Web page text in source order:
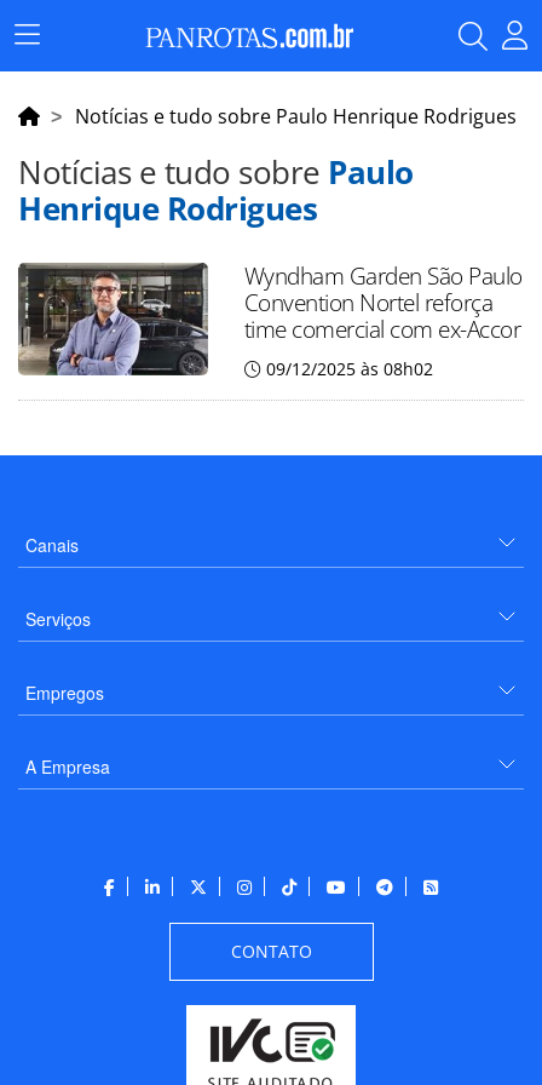
Menu
Principal
Notícias e tudo sobre Paulo Henrique Rodrigues
Notícias e tudo sobre Paulo
Henrique Rodrigues
Wyndham Garden São Paulo
Convention Nortel reforça
time comercial com ex-Accor
09/12/2025 às 08h02
Canais
Serviços
Empregos
A Empresa
CONTATO